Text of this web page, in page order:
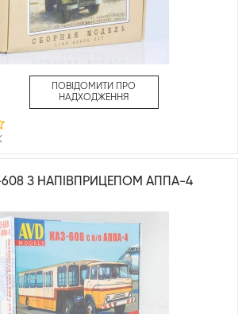
ПОВІДОМИТИ ПРО
НАДХОДЖЕННЯ
З НАПІВПРИЦЕПОМ АППА-4